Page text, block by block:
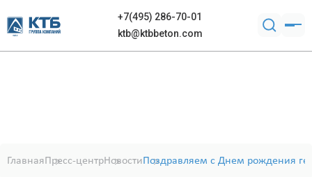
+7(495) 286-70-01
ktb@ktbbeton.com
ГлавнаяПресс-центрНовостиПоздравляем с Днем рождения